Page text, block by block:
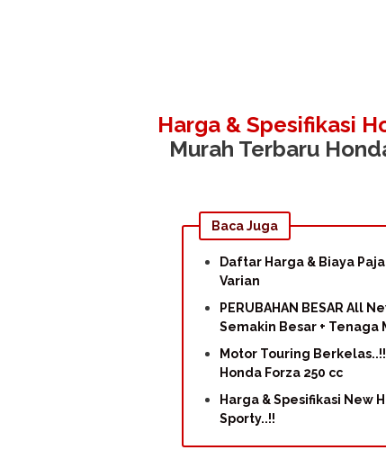
Harga & Spesifikasi
Murah Terbaru
Baca Juga
Daftar Harga & Biaya
Varian
PERUBAHAN BESAR All
Semakin Besar + Tenaga
Motor Touring
Honda Forza 250 cc
Harga & Spesifikasi New
Sporty..!!